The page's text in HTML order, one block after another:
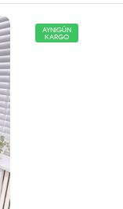
AYNIGÜN
KARGO